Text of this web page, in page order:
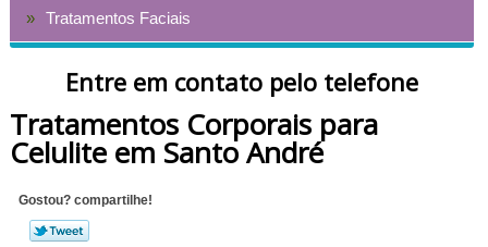
Tratamentos Faciais
Entre em contato pelo telefone
Tratamentos Corporais para
Celulite em Santo André
Gostou? compartilhe!